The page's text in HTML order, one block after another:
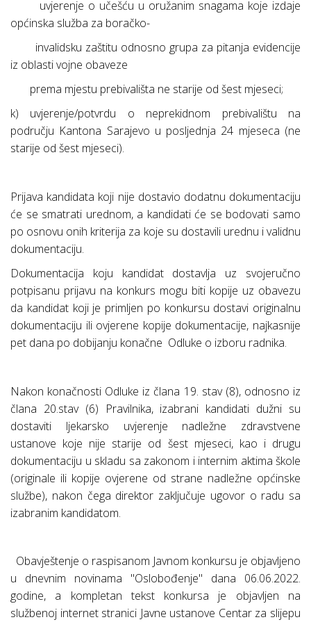
uvjerenje o učešću u oružanim snagama koje izdaje
općinska služba za boračko-
invalidsku zaštitu odnosno grupa za pitanja evidencije
iz oblasti vojne obaveze
prema mjestu prebivališta ne starije od šest mjeseci;
k) uvjerenje/potvrdu o neprekidnom prebivalištu na
području Kantona Sarajevo u posljednja 24 mjeseca (ne
starije od šest mjeseci).
Prijava kandidata koji nije dostavio dodatnu dokumentaciju
će se smatrati urednom, a kandidati će se bodovati samo
po osnovu onih kriterija za koje su dostavili urednu i validnu
dokumentaciju.
Dokumentacija koju kandidat dostavlja uz svojeručno
potpisanu prijavu na konkurs mogu biti kopije uz obavezu
da kandidat koji je primljen po konkursu dostavi originalnu
dokumentaciju ili ovjerene kopije dokumentacije, najkasnije
pet dana po dobijanju konačne Odluke o izboru radnika.
Nakon konačnosti Odluke iz člana 19. stav (8), odnosno iz
člana 20.stav (6) Pravilnika, izabrani kandidati dužni su
dostaviti ljekarsko uvjerenje nadležne zdravstvene
ustanove koje nije starije od šest mjeseci, kao i drugu
dokumentaciju u skladu sa zakonom i internim aktima škole
(originale ili kopije ovjerene od strane nadležne općinske
službe), nakon čega direktor zaključuje ugovor o radu sa
izabranim kandidatom.
Obavještenje o raspisanom Javnom konkursu je objavljeno
u dnevnim novinama ''Oslobođenje'' dana 06.06.2022.
godine, a kompletan tekst konkursa je objavljen na
službenoj internet stranici Javne ustanove Centar za slijepu